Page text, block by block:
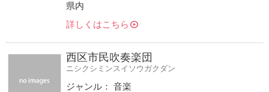
県内
詳しくはこちら
西区市民吹奏楽団
ニシクシミンスイソウガクダン
ジャンル： 音楽